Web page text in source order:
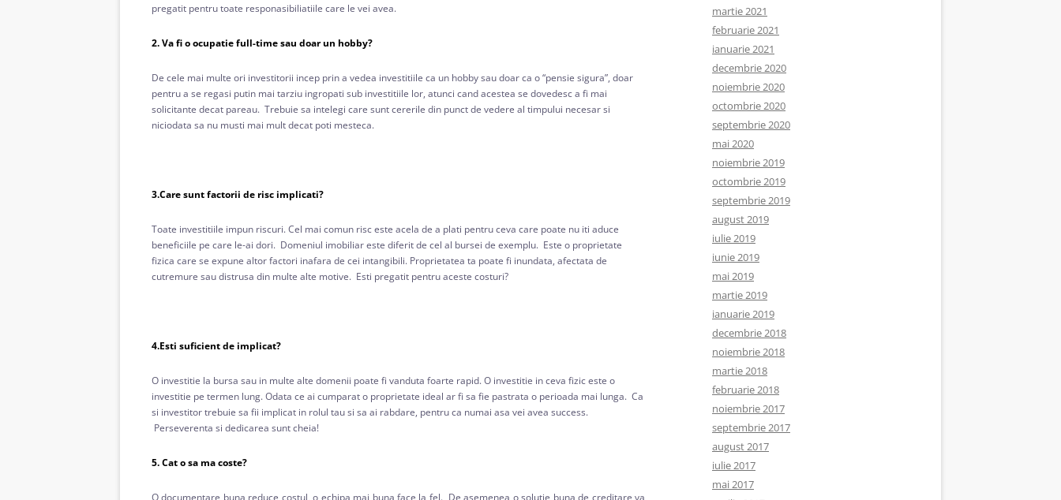
pregatit pentru toate responasibiliatiile care le vei avea.
2. Va fi o ocupatie full-time sau doar un hobby?
De cele mai multe ori investitorii incep prin a vedea investitiile ca un hobby sau doar ca o “pensie sigura”, doar
pentru a se regasi putin mai tarziu ingropati sub investitiile lor, atunci cand acestea se dovedesc a fi mai
solicitante decat pareau. Trebuie sa intelegi care sunt cererile din punct de vedere al timpului necesar si
niciodata sa nu musti mai mult decat poti mesteca.
3.Care sunt factorii de risc implicati?
Toate investitiile impun riscuri. Cel mai comun risc este acela de a plati pentru ceva care poate nu iti aduce
beneficiile pe care le-ai dori. Domeniul imobiliar este diferit de cel al bursei de exemplu. Este o proprietate
fizica care se expune altor factori inafara de cei intangibili. Proprietatea ta poate fi inundata, afectata de
cutremure sau distrusa din multe alte motive. Esti pregatit pentru aceste costuri?
4.Esti suficient de implicat?
O investitie la bursa sau in multe alte domenii poate fi vanduta foarte rapid. O investitie in ceva fizic este o
investitie pe termen lung. Odata ce ai cumparat o proprietate ideal ar fi sa fie pastrata o perioada mai lunga. Ca
si investitor trebuie sa fii implicat in rolul tau si sa ai rabdare, pentru ca numai asa vei avea success.
Perseverenta si dedicarea sunt cheia!
5. Cat o sa ma coste?
O documentare buna reduce costul, o echipa mai buna face la fel. De asemenea o solutie buna de creditare va
martie 2021
februarie 2021
ianuarie 2021
decembrie 2020
noiembrie 2020
octombrie 2020
septembrie 2020
mai 2020
noiembrie 2019
octombrie 2019
septembrie 2019
august 2019
iulie 2019
iunie 2019
mai 2019
martie 2019
ianuarie 2019
decembrie 2018
noiembrie 2018
martie 2018
februarie 2018
noiembrie 2017
septembrie 2017
august 2017
iulie 2017
mai 2017